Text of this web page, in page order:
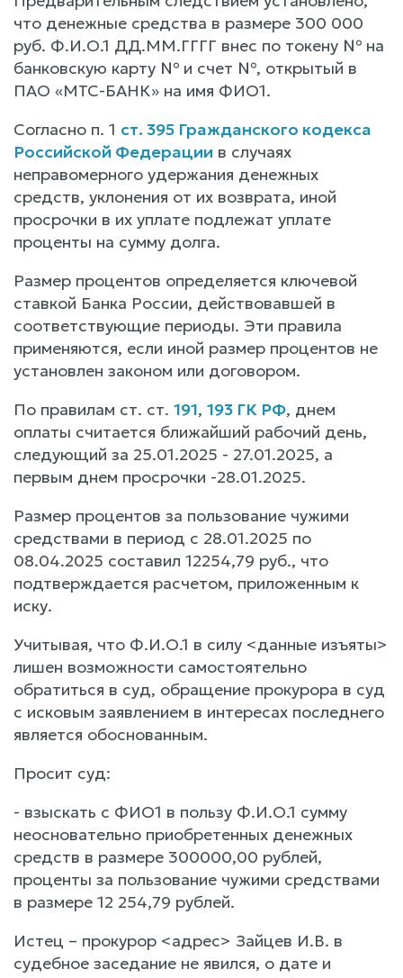
что денежные средства в размере 300 000
руб. Ф.И.О.1 ДД.ММ.ГГГГ внес по токену № на
банковскую карту № и счет №, открытый в
ПАО «МТС-БАНК» на имя ФИО1.
Согласно п. 1 ст. 395 Гражданского кодекса
Российской Федерации в случаях
неправомерного удержания денежных
средств, уклонения от их возврата, иной
просрочки в их уплате подлежат уплате
проценты на сумму долга.
Размер процентов определяется ключевой
ставкой Банка России, действовавшей в
соответствующие периоды. Эти правила
применяются, если иной размер процентов не
установлен законом или договором.
По правилам ст. ст. 191, 193 ГК РФ, днем
оплаты считается ближайший рабочий день,
следующий за 25.01.2025 - 27.01.2025, а
первым днем просрочки -28.01.2025.
Размер процентов за пользование чужими
средствами в период с 28.01.2025 по
08.04.2025 составил 12254,79 руб., что
подтверждается расчетом, приложенным к
иску.
Учитывая, что Ф.И.О.1 в силу <данные изъяты>
лишен возможности самостоятельно
обратиться в суд, обращение прокурора в суд
с исковым заявлением в интересах последнего
является обоснованным.
Просит суд:
- взыскать с ФИО1 в пользу Ф.И.О.1 сумму
неосновательно приобретенных денежных
средств в размере 300000,00 рублей,
проценты за пользование чужими средствами
в размере 12 254,79 рублей.
Истец – прокурор <адрес> Зайцев И.В. в
судебное заседание не явился, о дате и